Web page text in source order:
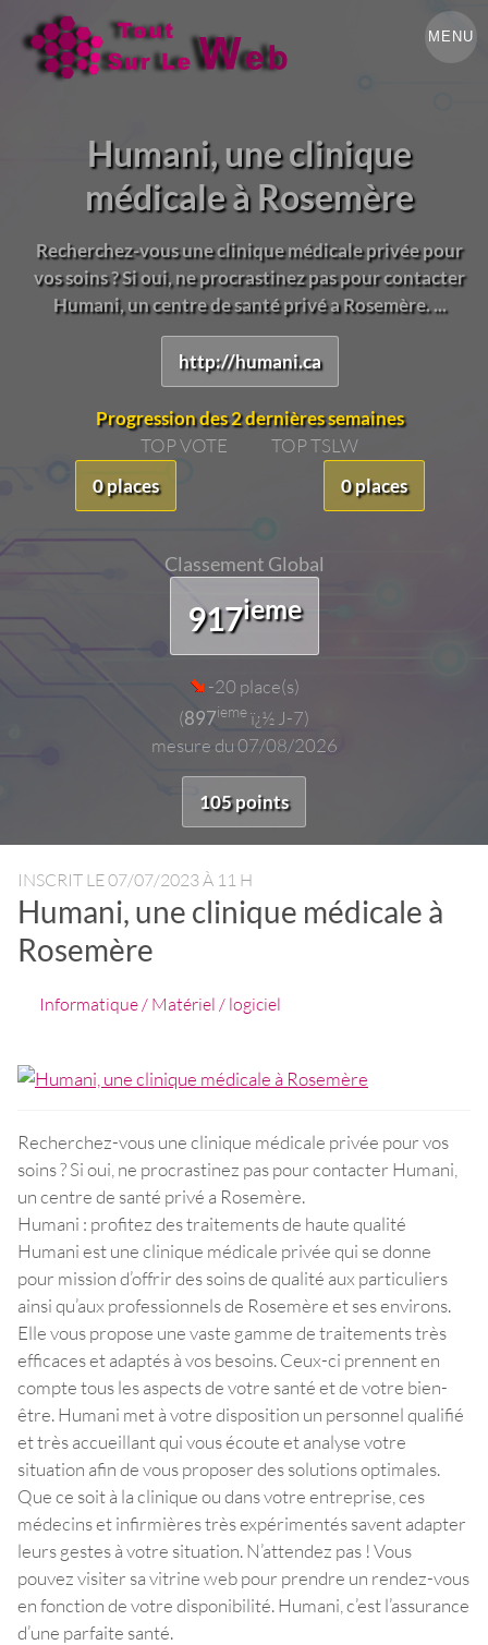
MENU
Humani, une clinique
médicale à Rosemère
Recherchez-vous une clinique médicale privée pour
vos soins ? Si oui, ne procrastinez pas pour contacter
Humani, un centre de santé privé a Rosemère. ...
http://humani.ca
Progression des 2 dernières semaines
TOP VOTE
0 places
TOP TSLW
0 places
Classement Global
917ieme
-20 place(s)
(897iemeï¿½ J-7)
mesure du 07/08/2026
105 points
INSCRIT LE07/07/2023 À 11 H
Humani, une clinique médicale à
Rosemère
Informatique / Matériel / logiciel
Recherchez-vous une clinique médicale privée pour vos
soins ? Si oui, ne procrastinez pas pour contacter Humani,
un centre de santé privé a Rosemère.
Humani : profitez des traitements de haute qualité
Humani est une clinique médicale privée qui se donne
pour mission d’offrir des soins de qualité aux particuliers
ainsi qu’aux professionnels de Rosemère et ses environs.
Elle vous propose une vaste gamme de traitements très
efficaces et adaptés à vos besoins. Ceux-ci prennent en
compte tous les aspects de votre santé et de votre bien-
être. Humani met à votre disposition un personnel qualifié
et très accueillant qui vous écoute et analyse votre
situation afin de vous proposer des solutions optimales.
Que ce soit à la clinique ou dans votre entreprise, ces
médecins et infirmières très expérimentés savent adapter
leurs gestes à votre situation. N’attendez pas ! Vous
pouvez visiter sa vitrine web pour prendre un rendez-vous
en fonction de votre disponibilité. Humani, c’est l’assurance
d’une parfaite santé.